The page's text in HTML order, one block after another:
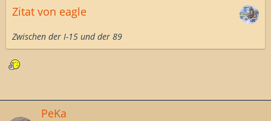
Zitat von eagle
Zwischen der I-15 und der 89
PeKa